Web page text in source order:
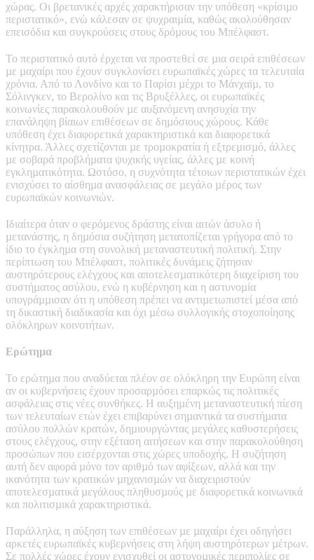
χώρας. Οι βρετανικές αρχές χαρακτήρισαν την υπόθεση «κρίσιµο
περιστατικό», ενώ κάλεσαν σε ψυχραιµία, καθώς ακολούθησαν
επεισόδια και συγκρούσεις στους δρόµους του Μπέλφαστ.
Το περιστατικό αυτό έρχεται να προστεθεί σε µια σειρά επιθέσεων
µε µαχαίρι που έχουν συγκλονίσει ευρωπαϊκές χώρες τα τελευταία
χρόνια. Από το Λονδίνο και το Παρίσι µέχρι το Μάνχαϊµ, το
Σόλινγκεν, το Βερολίνο και τις Βρυξέλλες, οι ευρωπαϊκές
κοινωνίες παρακολουθούν µε αυξανόµενη ανησυχία την
επανάληψη βίαιων επιθέσεων σε δηµόσιους χώρους. Κάθε
υπόθεση έχει διαφορετικά χαρακτηριστικά και διαφορετικά
κίνητρα. Άλλες σχετίζονται µε τροµοκρατία ή εξτρεµισµό, άλλες
µε σοβαρά προβλήµατα ψυχικής υγείας, άλλες µε κοινή
εγκληµατικότητα. Ωστόσο, η συχνότητα τέτοιων περιστατικών έχει
ενισχύσει το αίσθηµα ανασφάλειας σε µεγάλο µέρος των
ευρωπαϊκών κοινωνιών.
Ιδιαίτερα όταν ο φερόµενος δράστης είναι αιτών άσυλο ή
µετανάστης, η δηµόσια συζήτηση µετατοπίζεται γρήγορα από το
ίδιο το έγκληµα στη συνολική µεταναστευτική πολιτική. Στην
περίπτωση του Μπέλφαστ, πολιτικές δυνάµεις ζήτησαν
αυστηρότερους ελέγχους και αποτελεσµατικότερη διαχείριση του
συστήµατος ασύλου, ενώ η κυβέρνηση και η αστυνοµία
υπογράµµισαν ότι η υπόθεση πρέπει να αντιµετωπιστεί µέσα από
τη δικαστική διαδικασία και όχι µέσω συλλογικής στοχοποίησης
ολόκληρων κοινοτήτων.
Ερώτηµα
Το ερώτηµα που αναδύεται πλέον σε ολόκληρη την Ευρώπη είναι
αν οι κυβερνήσεις έχουν προσαρµόσει επαρκώς τις πολιτικές
ασφάλειας στις νέες συνθήκες. Η αυξηµένη µεταναστευτική πίεση
των τελευταίων ετών έχει επιβαρύνει σηµαντικά τα συστήµατα
ασύλου πολλών κρατών, δηµιουργώντας µεγάλες καθυστερήσεις
στους ελέγχους, στην εξέταση αιτήσεων και στην παρακολούθηση
προσώπων που εισέρχονται στις χώρες υποδοχής. Η συζήτηση
αυτή δεν αφορά µόνο τον αριθµό των αφίξεων, αλλά και την
ικανότητα των κρατικών µηχανισµών να διαχειριστούν
αποτελεσµατικά µεγάλους πληθυσµούς µε διαφορετικά κοινωνικά
και πολιτισµικά χαρακτηριστικά.
Παράλληλα, η αύξηση των επιθέσεων µε µαχαίρι έχει οδηγήσει
αρκετές ευρωπαϊκές κυβερνήσεις στη λήψη αυστηρότερων µέτρων.
Σε πολλές χώρες έχουν ενισχυθεί οι αστυνοµικές περιπολίες σε